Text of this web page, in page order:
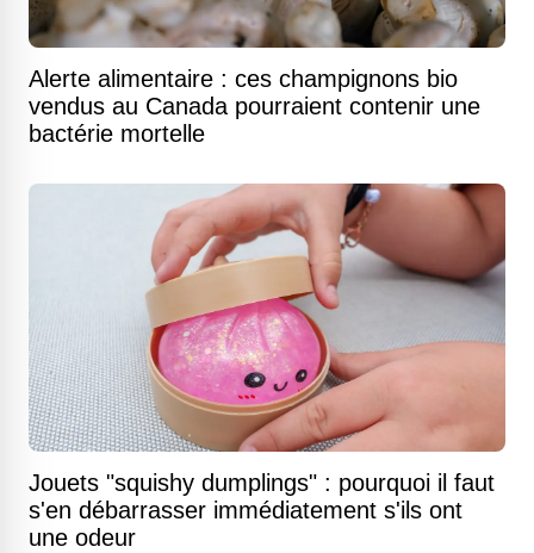
Alerte alimentaire : ces champignons bio
vendus au Canada pourraient contenir une
bactérie mortelle
Jouets "squishy dumplings" : pourquoi il faut
s'en débarrasser immédiatement s'ils ont
une odeur